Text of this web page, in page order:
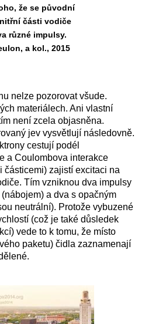
že se původní
části vodiče
různé impulsy.
a kol., 2015
nelze pozorovat všude.
materiálech. Ani vlastní
není zcela objasněna.
jev vysvětlují následovně.
cestují podél
a Coulombova interakce
částicemi) zajistí excitaci na
Tím vzniknou dva impulsy
a dva s opačným
neutrální). Protože vybuzené
(což je také důsledek
vede to k tomu, že místo
paketu) čidla zaznamenají